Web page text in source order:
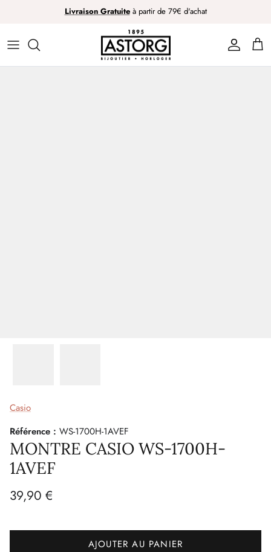
Livraison Gratuiteà partir de 79€ d'achat
Casio
Référence : WS-1700H-1AVEF
MONTRE CASIO WS-1700H-
1AVEF
39,90 €
AJOUTER AU PANIER